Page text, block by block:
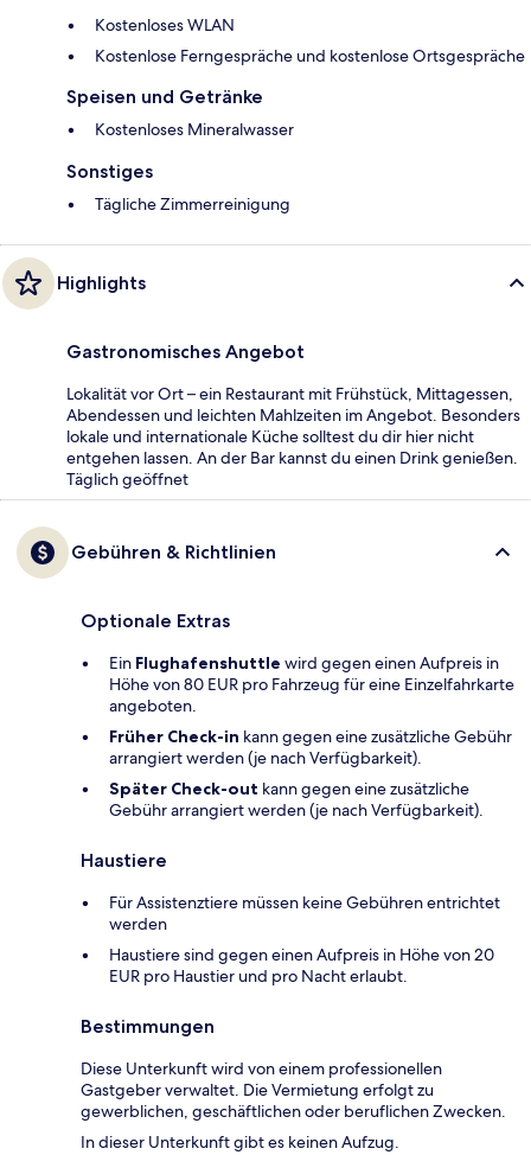
Kostenloses WLAN
Kostenlose Ferngespräche und kostenlose Ortsgespräche
Speisen und Getränke
Kostenloses Mineralwasser
Sonstiges
Tägliche Zimmerreinigung
Highlights
Gastronomisches Angebot
Lokalität vor Ort – ein Restaurant mit Frühstück, Mittagessen,
Abendessen und leichten Mahlzeiten im Angebot. Besonders
lokale und internationale Küche solltest du dir hier nicht
entgehen lassen. An der Bar kannst du einen Drink genießen.
Täglich geöffnet
Gebühren & Richtlinien
Optionale Extras
Ein Flughafenshuttle wird gegen einen Aufpreis in
Höhe von 80 EUR pro Fahrzeug für eine Einzelfahrkarte
angeboten.
Früher Check-in kann gegen eine zusätzliche Gebühr
arrangiert werden (je nach Verfügbarkeit).
Später Check-out kann gegen eine zusätzliche
Gebühr arrangiert werden (je nach Verfügbarkeit).
Haustiere
Für Assistenztiere müssen keine Gebühren entrichtet
werden
Haustiere sind gegen einen Aufpreis in Höhe von 20
EUR pro Haustier und pro Nacht erlaubt.
Bestimmungen
Diese Unterkunft wird von einem professionellen
Gastgeber verwaltet. Die Vermietung erfolgt zu
gewerblichen, geschäftlichen oder beruflichen Zwecken.
In dieser Unterkunft gibt es keinen Aufzug.